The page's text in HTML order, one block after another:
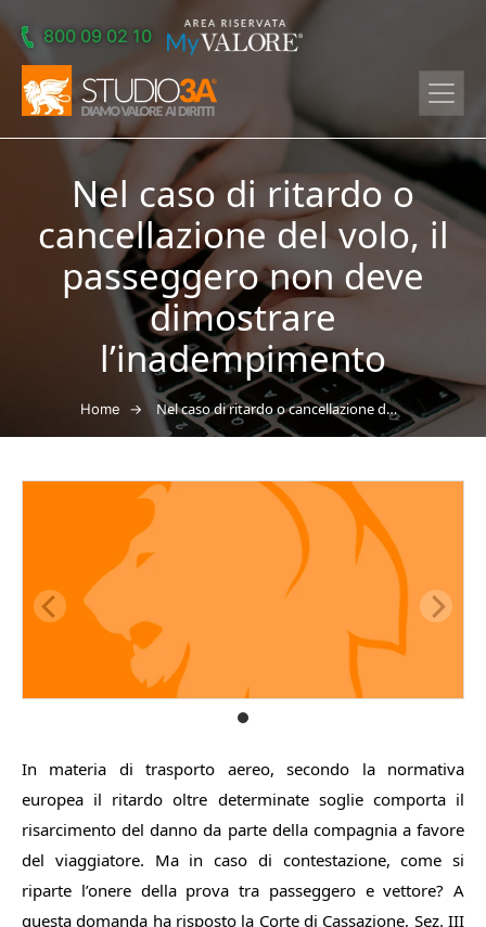
800 09 02 10
Nel caso di ritardo o
cancellazione del volo, il
passeggero non deve
dimostrare
l’inadempimento
Home → Nel caso di ritardo o cancellazione del volo, il passeggero non deve dimostrare l’inadempimento
In materia di trasporto aereo, secondo la normativa
europea il ritardo oltre determinate soglie comporta il
risarcimento del danno da parte della compagnia a favore
del viaggiatore. Ma in caso di contestazione, come si
riparte l’onere della prova tra passeggero e vettore? A
questa domanda ha risposto la Corte di Cassazione, Sez. III